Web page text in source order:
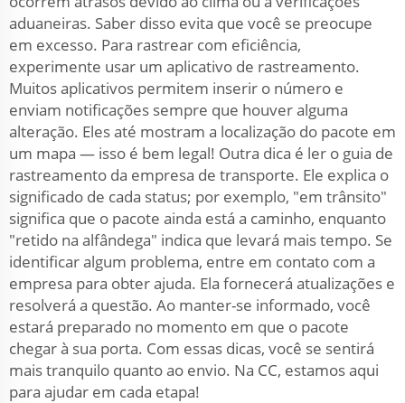
aduaneiras. Saber disso evita que você se preocupe
em excesso. Para rastrear com eficiência,
experimente usar um aplicativo de rastreamento.
Muitos aplicativos permitem inserir o número e
enviam notificações sempre que houver alguma
alteração. Eles até mostram a localização do pacote em
um mapa — isso é bem legal! Outra dica é ler o guia de
rastreamento da empresa de transporte. Ele explica o
significado de cada status; por exemplo, "em trânsito"
significa que o pacote ainda está a caminho, enquanto
"retido na alfândega" indica que levará mais tempo. Se
identificar algum problema, entre em contato com a
empresa para obter ajuda. Ela fornecerá atualizações e
resolverá a questão. Ao manter-se informado, você
estará preparado no momento em que o pacote
chegar à sua porta. Com essas dicas, você se sentirá
mais tranquilo quanto ao envio. Na CC, estamos aqui
para ajudar em cada etapa!